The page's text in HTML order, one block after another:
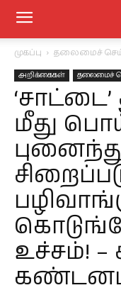
முகப்பு தலைமைச்
அறிக்கைகள் தலைமைச்
மீது
உச்சம்! –